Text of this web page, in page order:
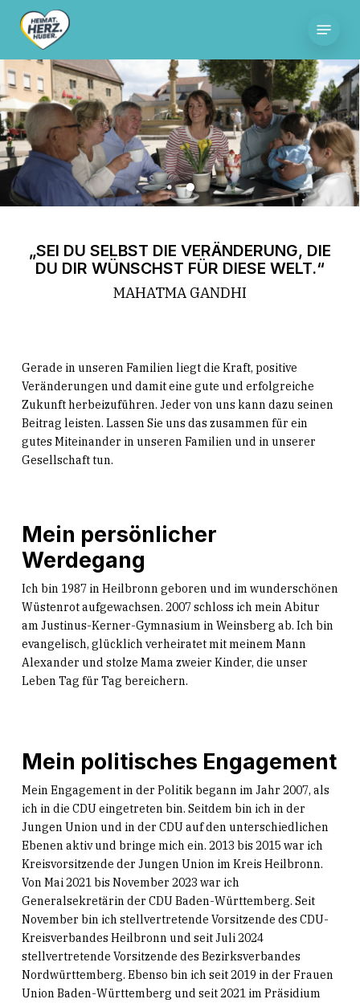
content
„SEI DU SELBST DIE VERÄNDERUNG, DIE
DU DIR WÜNSCHST FÜR DIESE WELT.“
MAHATMA GANDHI
Gerade in unseren Familien liegt die Kraft, positive
Veränderungen und damit eine gute und erfolgreiche
Zukunft herbeizuführen. Jeder von uns kann dazu seinen
Beitrag leisten. Lassen Sie uns das zusammen für ein
gutes Miteinander in unseren Familien und in unserer
Gesellschaft tun.
Mein persönlicher
Werdegang
Ich bin 1987 in Heilbronn geboren und im wunderschönen
Wüstenrot aufgewachsen. 2007 schloss ich mein Abitur
am Justinus-Kerner-Gymnasium in Weinsberg ab. Ich bin
evangelisch, glücklich verheiratet mit meinem Mann
Alexander und stolze Mama zweier Kinder, die unser
Leben Tag für Tag bereichern.
Mein politisches Engagement
Mein Engagement in der Politik begann im Jahr 2007, als
ich in die CDU eingetreten bin. Seitdem bin ich in der
Jungen Union und in der CDU auf den unterschiedlichen
Ebenen aktiv und bringe mich ein. 2013 bis 2015 war ich
Kreisvorsitzende der Jungen Union im Kreis Heilbronn.
Von Mai 2021 bis November 2023 war ich
Generalsekretärin der CDU Baden-Württemberg. Seit
November bin ich stellvertretende Vorsitzende des CDU-
Kreisverbandes Heilbronn und seit Juli 2024
stellvertretende Vorsitzende des Bezirksverbandes
Nordwürttemberg. Ebenso bin ich seit 2019 in der Frauen
Union Baden-Württemberg und seit 2021 im Präsidium